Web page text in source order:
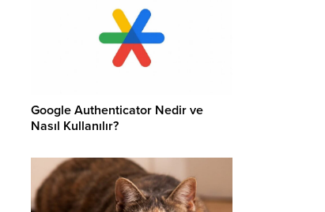
Google Authenticator Nedir ve
Nasıl Kullanılır?